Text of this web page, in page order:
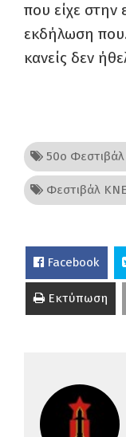
που είχε στην
εκδήλωση
κανείς δεν
50ο
Φεστιβάλ ΚΝΕ
Facebook
Εκτύπωση